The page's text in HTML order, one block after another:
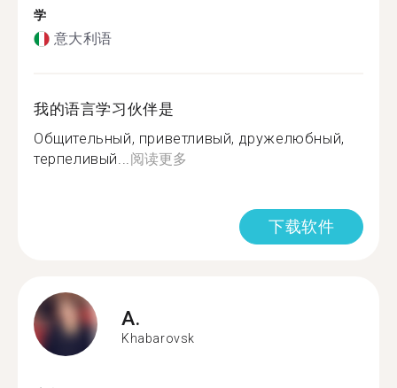
学
意大利语
我的语言学习伙伴是
Общительный, приветливый, дружелюбный,
терпеливый...阅读更多
下载软件
A.
Khabarovsk